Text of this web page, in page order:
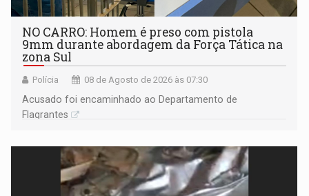
NO CARRO: Homem é preso com pistola
9mm durante abordagem da Força Tática na
zona Sul
Polícia 08 de Agosto de 2026 às 07:30
Acusado foi encaminhado ao Departamento de
Flagrantes